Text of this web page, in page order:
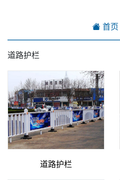
首页
道路护栏
道路护栏